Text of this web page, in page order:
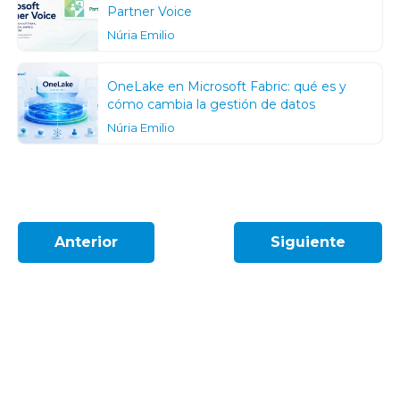
Partner Voice
Núria Emilio
OneLake en Microsoft Fabric: qué es y
cómo cambia la gestión de datos
Núria Emilio
Anterior Siguiente